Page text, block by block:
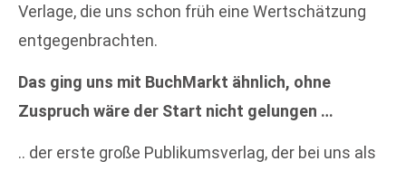
Verlage, die uns schon früh eine Wertschätzung
entgegenbrachten.
Das ging uns mit BuchMarkt ähnlich, ohne
Zuspruch wäre der Start nicht gelungen …
.. der erste große Publikumsverlag, der bei uns als